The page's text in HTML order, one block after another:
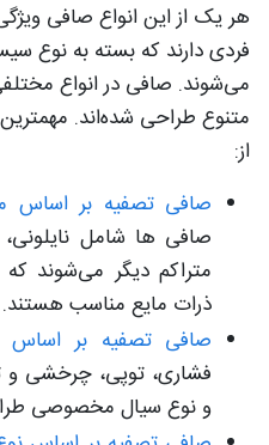
هر یک از این انواع صافی
فردی دارند که بسته به نوع
می‌شوند. صافی‌ در انواع
متنوع طراحی شده‌اند. مهمترین
از:
صافی تصفیه بر اساس
صافی ها شامل نایلونی،
متراکم دیگر می‌شوند
ذرات مایع مناسب هستند.
صافی تصفیه بر اساس
فشاری، توپی، چرخشی و
و نوع سیال مخصوصی